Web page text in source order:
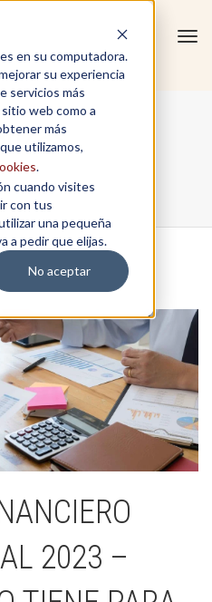
en su computadora.
su experiencia
servicios más
web como a
más
utilizamos,
.
cuando visites
con tus
una pequeña
a pedir que elijas.
No aceptar
/ Finanzas
2023 –